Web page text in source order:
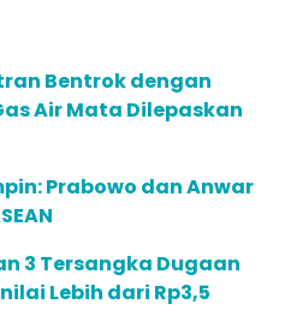
Bentrok dengan
Air Mata Dilepaskan
Prabowo dan Anwar
3 Tersangka Dugaan
Lebih dari Rp3,5